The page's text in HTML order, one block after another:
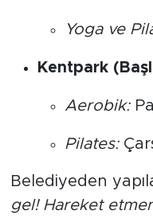
Yoga ve
Kentpark
Aerobik:
Pilates:
Belediyeden
gel! Hareket